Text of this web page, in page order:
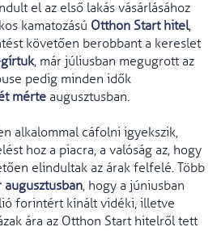
el az első lakás vásárlásához
kamatozású Otthon Start hitel,
követően berobbant a kereslet
, már júliusban megugrott az
pedig minden idők
mérte augusztusban.
alkalommal cáfolni igyekszik,
hoz a piacra, a valóság az, hogy
elindultak az árak felfelé. Több
augusztusban, hogy a júniusban
forintért kínált vidéki, illetve
ára az Otthon Start hitelről tett